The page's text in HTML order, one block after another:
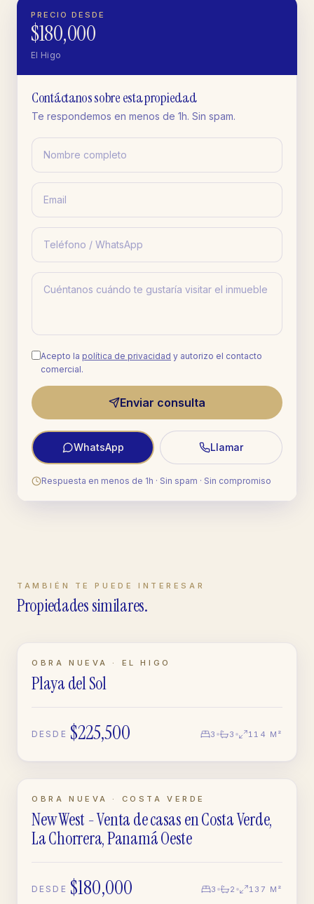
PRECIO DESDE
$180,000
El Higo
Contáctanos sobre esta propiedad
Te respondemos en menos de 1h. Sin spam.
Acepto la política de privacidad y autorizo el contacto
comercial.
Enviar consulta
WhatsApp Llamar
Respuesta en menos de 1h · Sin spam · Sin compromiso
TAMBIÉN TE PUEDE INTERESAR
Propiedades similares.
LISTO · OBRA NUEVA
APARTAMENTO
OBRA NUEVA · EL HIGO
Playa del Sol
DESDE $225,500 3 3 114 M²
LISTO · OBRA NUEVA
CASA
OBRA NUEVA · COSTA VERDE
New West - Venta de casas en Costa Verde,
La Chorrera, Panamá Oeste
DESDE $180,000 3 2 137 M²